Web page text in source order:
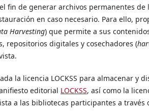
fin de generar archivos permanentes
en caso necesario. Para ello,
Harvesting) que permite a sus
repositorios digitales y cosechadores (
la licencia LOCKSS para almacenar y
editorial LOCKSS, así como la
a las bibliotecas participantes a través